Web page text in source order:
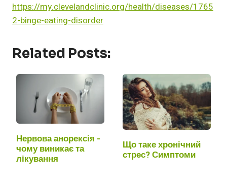
https://my.clevelandclinic.org/health/diseases/1765
2-binge-eating-disorder
Related Posts:
Нервова анорексія -
чому виникає та
лікування
Що таке хронічний
стрес? Симптоми